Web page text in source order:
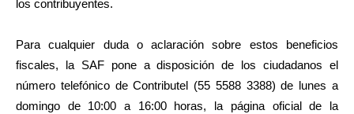
los contribuyentes.
Para cualquier duda o aclaración sobre estos beneficios
fiscales, la SAF pone a disposición de los ciudadanos el
número telefónico de Contributel (55 5588 3388) de lunes a
domingo de 10:00 a 16:00 horas, la página oficial de la